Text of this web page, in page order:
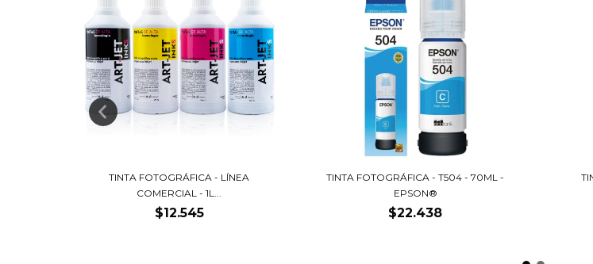
TINTA FOTOGRÁFICA - LÍNEA
COMERCIAL - 1L...
$12.545
TINTA FOTOGRÁFICA - T504 - 70ML -
EPSON®
$22.438